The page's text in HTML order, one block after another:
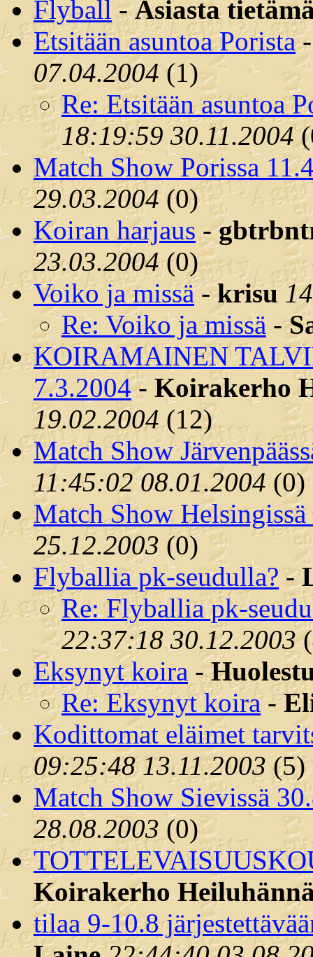
Flyball -Asiasta
Etsitään asuntoa Porista
07.04.2004 (1)
Re: Etsitään asuntoa
18:19:59 30.11.2004(
Match Show Porissa
29.03.2004(0)
Koiran harjaus -
23.03.2004(0)
Voiko ja missä-krisu
Re: Voiko ja missä -
KOIRAMAINEN
7.3.2004- Koirakerho
19.02.2004(12)
Match Show
11:45:02 08.01.2004 (0)
Match Show
25.12.2003 (0)
Flyballia pk-seudulla? -
Re: Flyballia pk-
22:37:18 30.12.2003(
Eksynyt koira -
Re: Eksynyt koira-
Kodittomat eläimet
09:25:48 13.11.2003 (5)
Match Show Sievissä
28.08.2003 (0)
Koirakerho
tilaa 9-10.8